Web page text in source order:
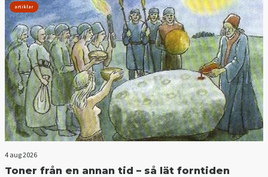
artiklar
4 aug 2026
Toner från en annan tid – så lät forntiden